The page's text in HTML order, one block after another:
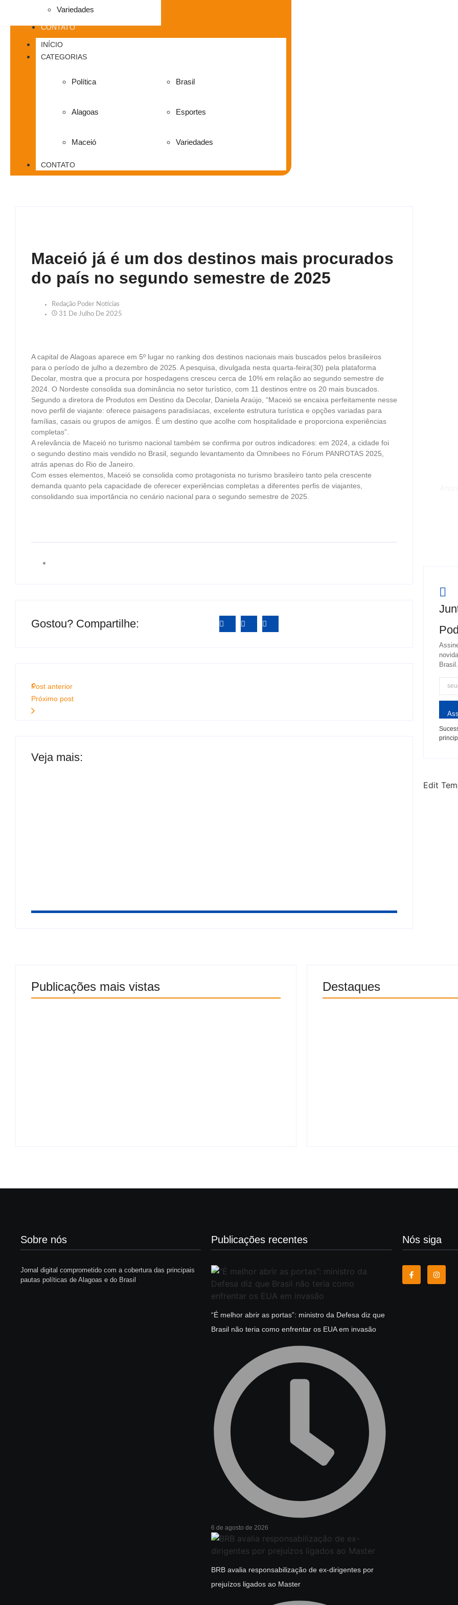
Variedades
CONTATO
INÍCIO
CATEGORIAS
Política
Alagoas
Maceió
Brasil
Esportes
Variedades
CONTATO
Maceió já é um dos destinos mais procurados
do país no segundo semestre de 2025
Redação Poder Notícias
31 De Julho De 2025
A capital de Alagoas aparece em 5º lugar no ranking dos destinos nacionais mais buscados pelos brasileiros
para o período de julho a dezembro de 2025. A pesquisa, divulgada nesta quarta-feira(30) pela plataforma
Decolar, mostra que a procura por hospedagens cresceu cerca de 10% em relação ao segundo semestre de
2024. O Nordeste consolida sua dominância no setor turístico, com 11 destinos entre os 20 mais buscados.
Segundo a diretora de Produtos em Destino da Decolar, Daniela Araújo, “Maceió se encaixa perfeitamente nesse
novo perfil de viajante: oferece paisagens paradisíacas, excelente estrutura turística e opções variadas para
famílias, casais ou grupos de amigos. É um destino que acolhe com hospitalidade e proporciona experiências
completas”.
A relevância de Maceió no turismo nacional também se confirma por outros indicadores: em 2024, a cidade foi
o segundo destino mais vendido no Brasil, segundo levantamento da Omnibees no Fórum PANROTAS 2025,
atrás apenas do Rio de Janeiro.
Com esses elementos, Maceió se consolida como protagonista no turismo brasileiro tanto pela crescente
demanda quanto pela capacidade de oferecer experiências completas a diferentes perfis de viajantes,
consolidando sua importância no cenário nacional para o segundo semestre de 2025.
Gostou? Compartilhe:
Post anterior
Próximo post
Veja mais:
Brasil.
Edit
Publicações mais vistas Destaques
Sobre nós
Jornal digital comprometido com a cobertura das principais
pautas políticas de Alagoas e do Brasil
Publicações recentes
“É melhor abrir as portas”: ministro da Defesa diz que
Brasil não teria como enfrentar os EUA em invasão
6 de agosto de 2026
BRB avalia responsabilização de ex-dirigentes por
prejuízos ligados ao Master
Nós siga